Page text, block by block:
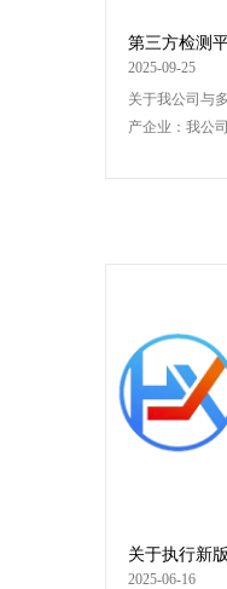
第三方检测
2025-09-25
关于我公司与
产企业：我公
关于执行新
准有关要求的
2025-06-16